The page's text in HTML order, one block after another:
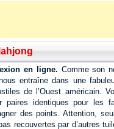
en ligne. Comme son
entraîne dans une
de l’Ouest américain.
identiques pour les
des points. Attention,
recouvertes par d’autres